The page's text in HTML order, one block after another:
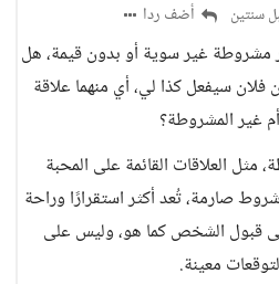
سنتين أضف ردا
مشروطة غير سوية أو بدون قيمة، هل
سيفعل كذا لي، أي منهما علاقة
غير المشروطة؟
مثل العلاقات القائمة على المحبة
صارمة، تُعد أكثر استقرارًا وراحة
قبول الشخص كما هو، وليس على
معينة.